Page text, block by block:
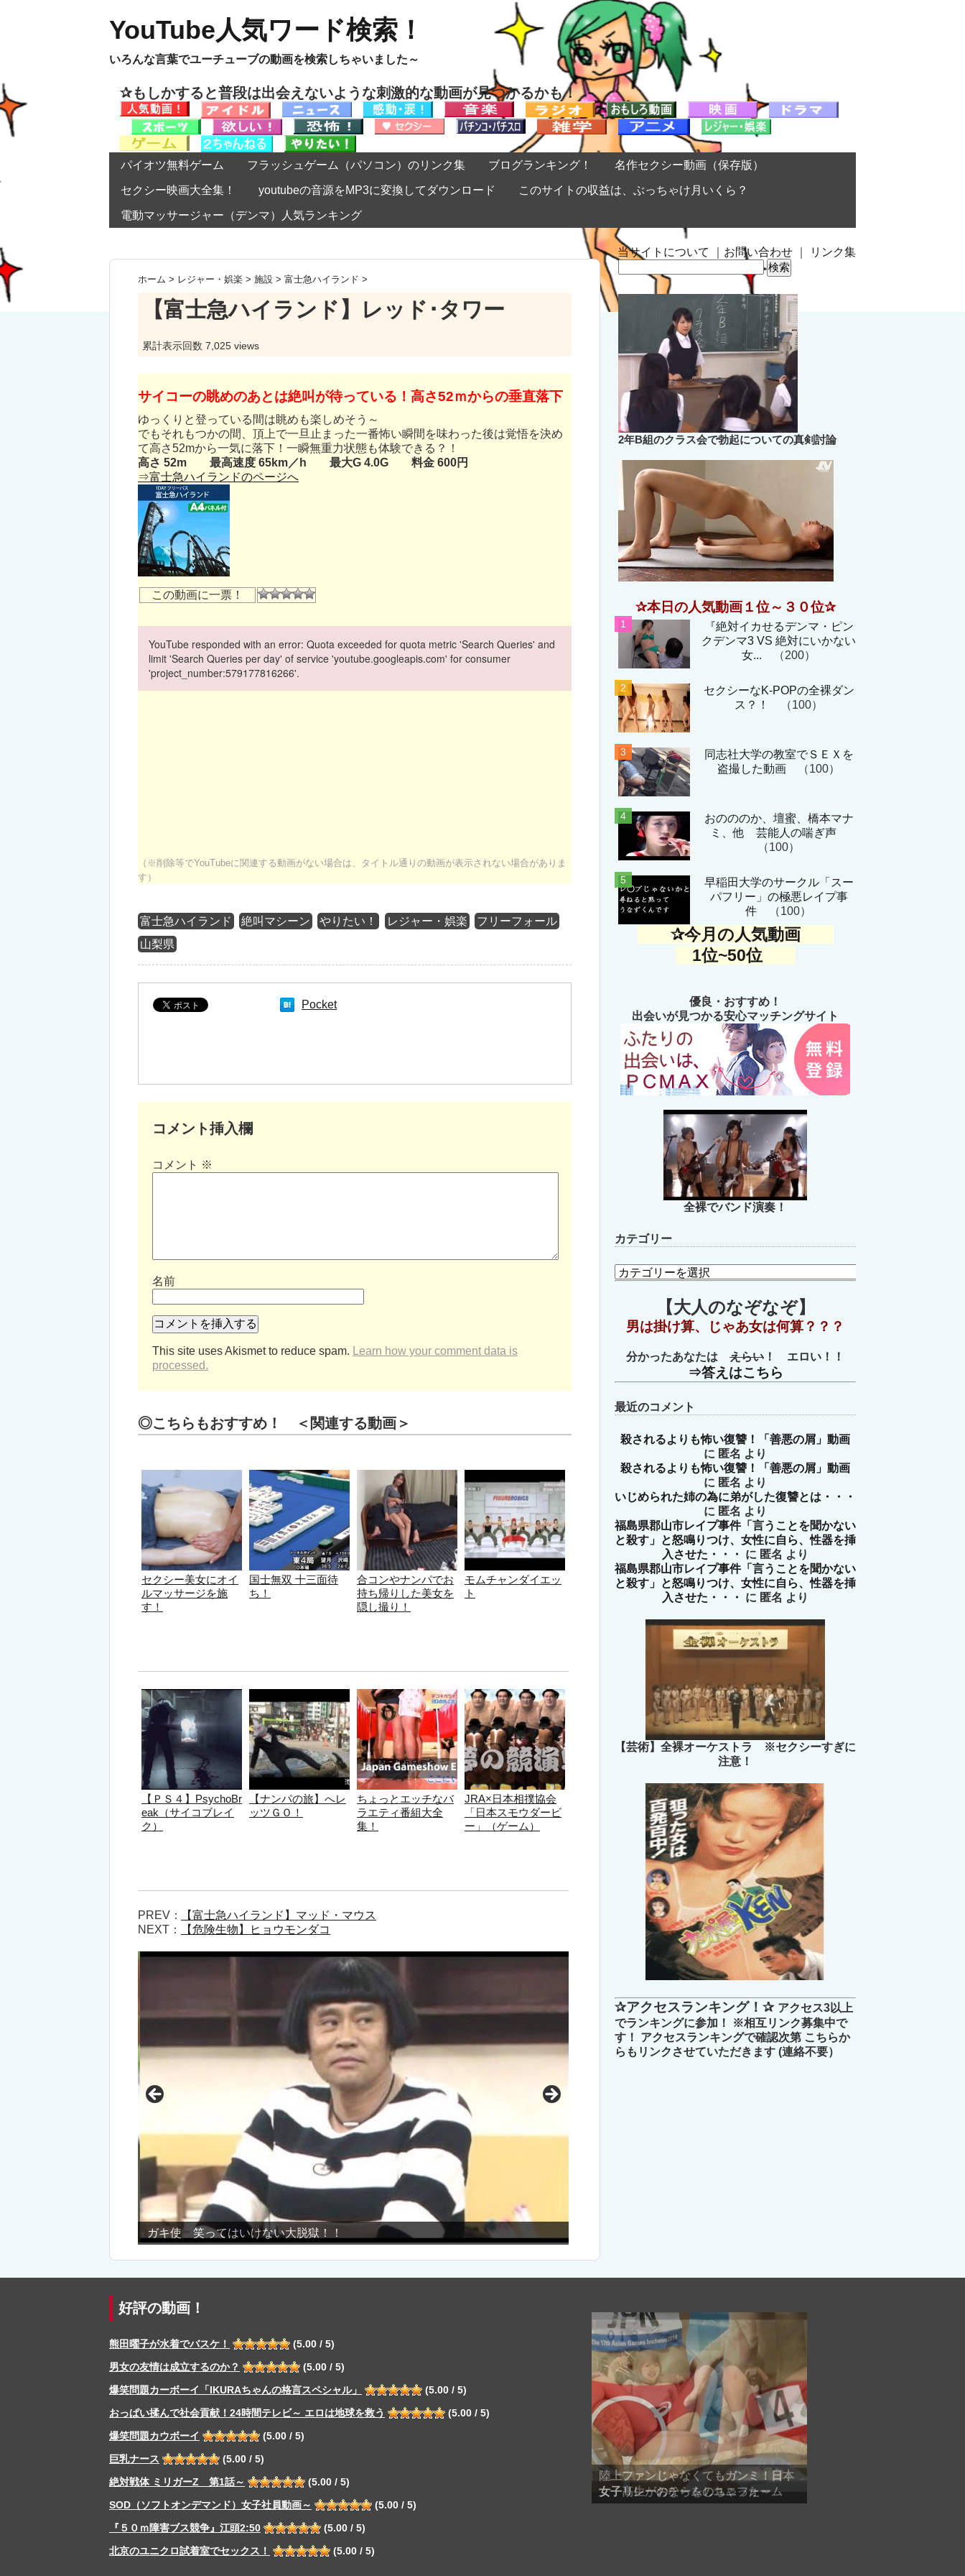
YouTube人気ワード検索！
いろんな言葉でユーチューブの動画を検索しちゃいました～
✰もしかすると普段は出会えないような刺激的な動画が見つかるかも！
パイオツ無料ゲーム フラッシュゲーム（パソコン）のリンク集 ブログランキング！ 名作セクシー動画（保存版）
セクシー映画大全集！ youtubeの音源をMP3に変換してダウンロード このサイトの収益は、ぶっちゃけ月いくら？
電動マッサージャー（デンマ）人気ランキング
当サイトについて お問い合わせ リンク集
ホーム > レジャー・娯楽 > 施設 > 富士急ハイランド >
【富士急ハイランド】レッド･タワー
累計表示回数 7,025 views
サイコーの眺めのあとは絶叫が待っている！高さ52ｍからの垂直落下
ゆっくりと登っている間は眺めも楽しめそう～
でもそれもつかの間、頂上で一旦止まった一番怖い瞬間を味わった後は覚悟を決め
て高さ52mから一気に落下！一瞬無重力状態も体験できる？！
高さ 52m 最高速度 65km／h 最大G 4.0G 料金 600円
⇒富士急ハイランドのページへ
この動画に一票！
YouTube responded with an error: Quota exceeded for quota metric 'Search Queries' and
limit 'Search Queries per day' of service 'youtube.googleapis.com' for consumer
'project_number:579177816266'.
（※削除等でYouTubeに関連する動画がない場合は、タイトル通りの動画が表示されない場合がありま
す）
富士急ハイランド 絶叫マシーン やりたい！ レジャー・娯楽
フリーフォール
山梨県
Pocket
コメント挿入欄
コメント ※
名前
This site uses Akismet to reduce spam.
Learn how your comment data is
processed.
◎こちらもおすすめ！ ＜関連する動画＞
セクシー美女にオイ
ルマッサージを施
す！
国士無双 十三面待
ち！
合コンやナンパでお
持ち帰りした美女を
隠し撮り！
モムチャンダイエッ
ト
【ＰＳ４】PsychoBr
eak（サイコブレイ
ク）
【ナンパの旅】へレ
ッツＧＯ！
ちょっとエッチなバ
ラエティ番組大全
集！
JRA×日本相撲協会
「日本スモウダービ
ー」（ゲーム）
PREV：
【富士急ハイランド】マッド・マウス
NEXT：
【危険生物】ヒョウモンダコ
ガキ使 笑ってはいけない大脱獄！！
検
索:
2年B組のクラス会で勃起についての真剣討論
✰本日の人気動画１位～３０位✰
『絶対イカせるデンマ・ピン
クデンマ3 VS 絶対にいかない
女... （200）
セクシーなK-POPの全裸ダン
ス？！
（100）
同志社大学の教室でＳＥＸを
盗撮した動画 （100）
おのののか、壇蜜、橋本マナ
ミ、他 芸能人の喘ぎ声
（100）
早稲田大学のサークル「スー
パフリー」の極悪レイプ事
件 （100）
✰今月の人気動画
1位~50位
優良・おすすめ！
出会いが見つかる安心マッチングサイト
全裸でバンド演奏！
カテゴリー
カ
テ
【大人のなぞなぞ】
男は掛け算、じゃあ女は何算？？？
分かったあなたは えらい ！ エロい！！
⇒答えはこちら
最近のコメント
殺されるよりも怖い復讐！「善悪の屑」動画
に 匿名 より
殺されるよりも怖い復讐！「善悪の屑」動画
に 匿名 より
いじめられた姉の為に弟がした復讐とは・・・
に 匿名 より
福島県郡山市レイプ事件「言うことを聞かない
と殺す」と怒鳴りつけ、女性に自ら、性器を挿
入させた・・・
に 匿名 より
福島県郡山市レイプ事件「言うことを聞かない
と殺す」と怒鳴りつけ、女性に自ら、性器を挿
入させた・・・
に 匿名 より
【芸術】全裸オーケストラ ※セクシーすぎに
注意！
✰アクセスランキング！✰ アクセス3以上
でランキングに参加！ ※相互リンク募集中で
す！ アクセスランキングで確認次第 こちらか
らもリンクさせていただきます (連絡不要）
好評の動画！
熊田曜子が水着でバスケ！
(5.00 / 5)
男女の友情は成立するのか？
(5.00 / 5)
爆笑問題カーボーイ「IKURAちゃんの格言スペシャル」
(5.00 / 5)
おっぱい揉んで社会貢献！24時間テレビ～ エロは地球を救う
(5.00 / 5)
爆笑問題カウボーイ
(5.00 / 5)
巨乳ナース
(5.00 / 5)
絶対戦体 ミリガーZ 第1話～
(5.00 / 5)
SOD（ソフトオンデマンド）女子社員動画～
(5.00 / 5)
『５０ｍ障害ブス競争』江頭2:50
(5.00 / 5)
北京のユニクロ試着室でセックス！
(5.00 / 5)
陸上ファンじゃなくてもガンミ！日本
女子リレーのチームのユニフォーム